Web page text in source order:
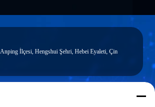
Anping İlçesi, Hengshui Şehri, Hebei Eyaleti, Çin